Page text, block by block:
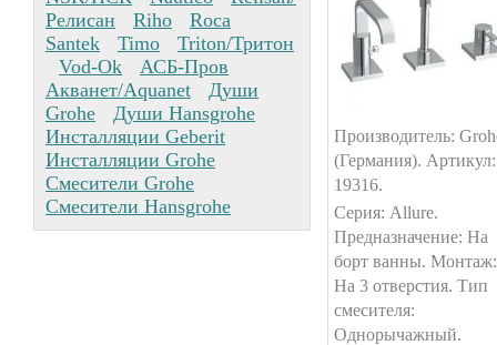
Релисан
Riho
Roca
Santek
Timo
Triton/Тритон
Vod-Ok
АСБ-Пров
Акванет/Aquanet
Души
Grohe
Души Hansgrohe
Инсталляции Geberit
Инсталляции Grohe
Смесители Grohe
Смесители Hansgrohe
Производитель:
(Германия). Артикул:
19316.
Серия: Allure.
Предназначение: На
борт ванны. Монтаж:
На 3 отверстия. Тип
смесителя:
Однорычажный.